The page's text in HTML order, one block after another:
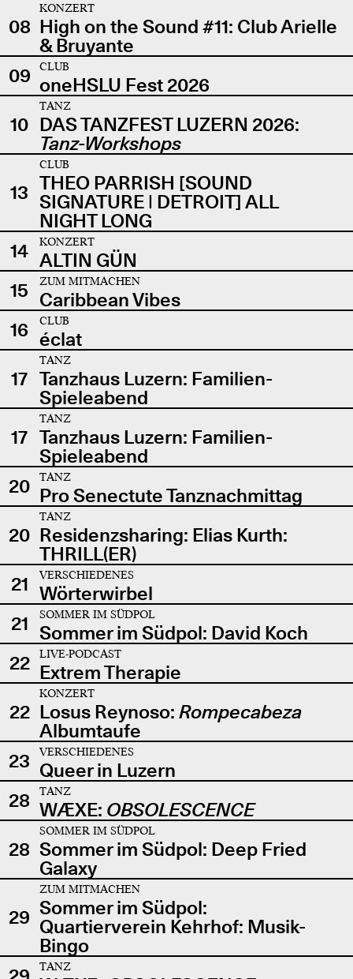
08
KONZERT
High on the Sound #11: Club Arielle
& Bruyante
09
CLUB
oneHSLU Fest 2026
10
TANZ
DAS TANZFEST LUZERN 2026:
Tanz-Workshops
13
CLUB
THEO PARRISH [SOUND
SIGNATURE | DETROIT] ALL
NIGHT LONG
14
KONZERT
ALTIN GÜN
15
ZUM MITMACHEN
Caribbean Vibes
16
CLUB
éclat
17
TANZ
Tanzhaus Luzern: Familien-
Spieleabend
17
TANZ
Tanzhaus Luzern: Familien-
Spieleabend
20
TANZ
Pro Senectute Tanznachmittag
20
TANZ
Residenzsharing: Elias Kurth:
THRILL(ER)
21
VERSCHIEDENES
Wörterwirbel
21
SOMMER IM SÜDPOL
Sommer im Südpol: David Koch
22
LIVE-PODCAST
Extrem Therapie
22
KONZERT
Losus Reynoso: Rompecabeza
Albumtaufe
23
VERSCHIEDENES
Queer in Luzern
28
TANZ
WÆXE: OBSOLESCENCE
28
SOMMER IM SÜDPOL
Sommer im Südpol: Deep Fried
Galaxy
29
ZUM MITMACHEN
Sommer im Südpol:
Quartierverein Kehrhof: Musik-
Bingo
TANZ